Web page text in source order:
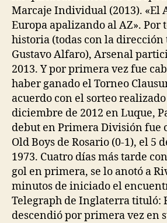
Marcaje Individual (2013). «El
Europa apalizando al AZ». Por
historia (todas con la dirección
Gustavo Alfaro), Arsenal
2013. Y por primera vez fue
haber ganado el Torneo
acuerdo con el sorteo
diciembre de 2012 en Luque,
debut en Primera División fue
Old Boys de Rosario (0-1), el 5
1973. Cuatro días más tarde
gol en primera, se lo anotó a
minutos de iniciado el
Telegraph de Inglaterra tituló:
descendió por primera vez en